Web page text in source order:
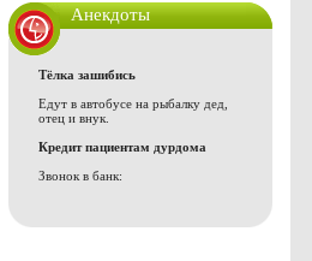
Анекдоты
Тёлка зашибись
Едут в автобусе на рыбалку дед,
отец и внук.
Кредит пациентам дурдома
Звонок в банк: